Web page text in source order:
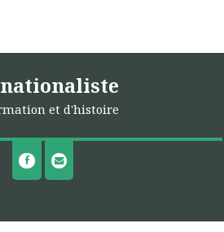
et d'histoire